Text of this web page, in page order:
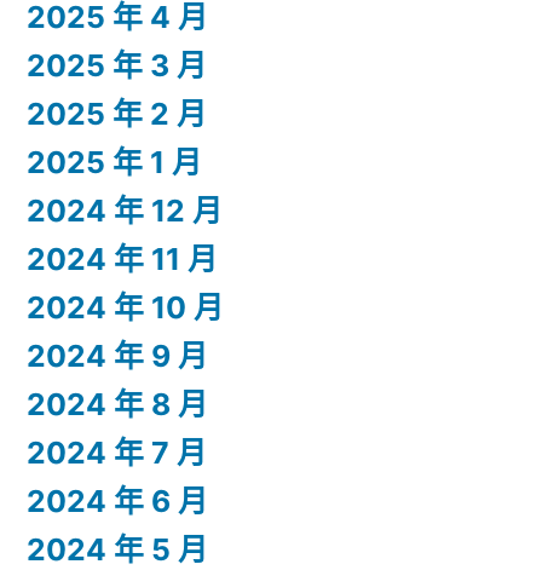
2025 年 4 月
2025 年 3 月
2025 年 2 月
2025 年 1 月
2024 年 12 月
2024 年 11 月
2024 年 10 月
2024 年 9 月
2024 年 8 月
2024 年 7 月
2024 年 6 月
2024 年 5 月